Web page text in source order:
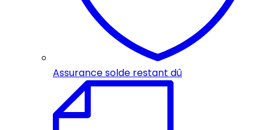
Assurance solde restant dû